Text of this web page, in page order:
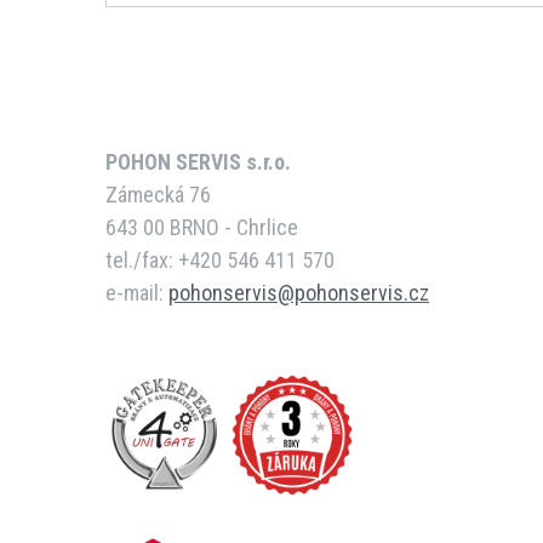
POHON SERVIS s.r.o.
Zámecká 76
643 00 BRNO - Chrlice
tel./fax: +420 546 411 570
e-mail: pohonservis@pohonservis.cz